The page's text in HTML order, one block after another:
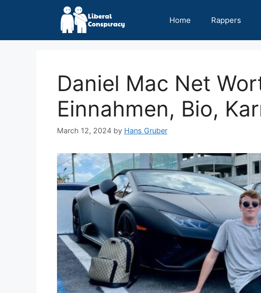
Home Rappers
Daniel Mac Net
Einnahmen, Bio,
March 12, 2024 by Hans Gruber